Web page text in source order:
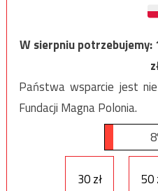
W sierpniu potrzebujemy:
Państwa wsparcie jest
Fundacji Magna Polonia.
30 zł 50